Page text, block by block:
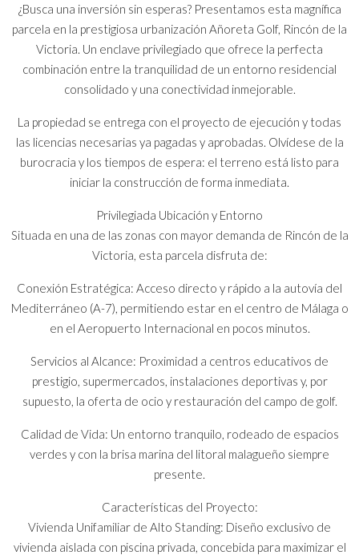
¿Busca una inversión sin esperas? Presentamos esta magnífica
parcela en la prestigiosa urbanización Añoreta Golf, Rincón de la
Victoria. Un enclave privilegiado que ofrece la perfecta
combinación entre la tranquilidad de un entorno residencial
consolidado y una conectividad inmejorable.
La propiedad se entrega con el proyecto de ejecución y todas
las licencias necesarias ya pagadas y aprobadas. Olvídese de la
burocracia y los tiempos de espera: el terreno está listo para
iniciar la construcción de forma inmediata.
Privilegiada Ubicación y Entorno
Situada en una de las zonas con mayor demanda de Rincón de la
Victoria, esta parcela disfruta de:
Conexión Estratégica: Acceso directo y rápido a la autovía del
Mediterráneo (A-7), permitiendo estar en el centro de Málaga o
en el Aeropuerto Internacional en pocos minutos.
Servicios al Alcance: Proximidad a centros educativos de
prestigio, supermercados, instalaciones deportivas y, por
supuesto, la oferta de ocio y restauración del campo de golf.
Calidad de Vida: Un entorno tranquilo, rodeado de espacios
verdes y con la brisa marina del litoral malagueño siempre
presente.
Características del Proyecto:
Vivienda Unifamiliar de Alto Standing: Diseño exclusivo de
vivienda aislada con piscina privada, concebida para maximizar el